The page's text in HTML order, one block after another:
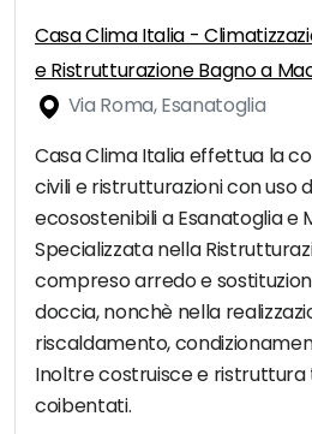
Casa Clima Italia -
e Ristrutturazione Bagno a
Via Roma, Esanatoglia
Casa Clima Italia effettua la
civili e ristrutturazioni con uso
ecosostenibili a Esanatoglia e
Specializzata nella
compreso arredo e
doccia, nonchè nella
riscaldamento,
Inoltre costruisce e
coibentati.